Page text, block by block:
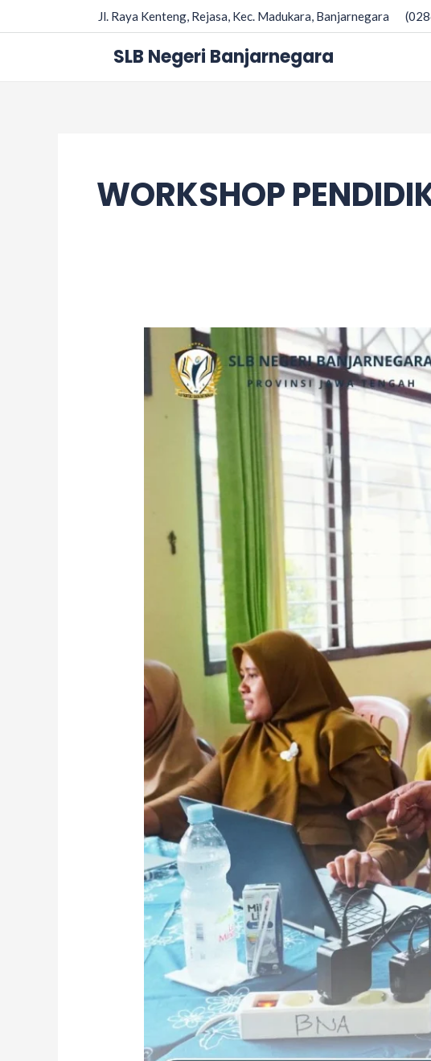
to
Jl. Raya Kenteng, Rejasa, Kec. Madukara, Banjarnegara
SLB Negeri Banjarnegara
WORKSHOP
Workshop
Penyusunan
KSP
2026/2027
Digitalisasi
Negeri
Banjarnegara